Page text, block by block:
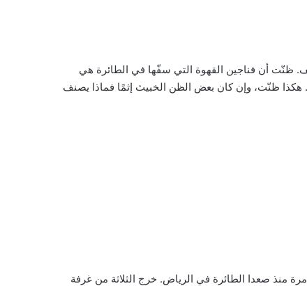
ظنّت أن فناجين القهوة التي سفّها في الطائرة هي
هكذا ظنّت، وإن كان بعض الظن الخبيث إثمًا فماذا يصنف
منذ صعدا الطائرة في الرياض. خرج الثلاثة من غرفة